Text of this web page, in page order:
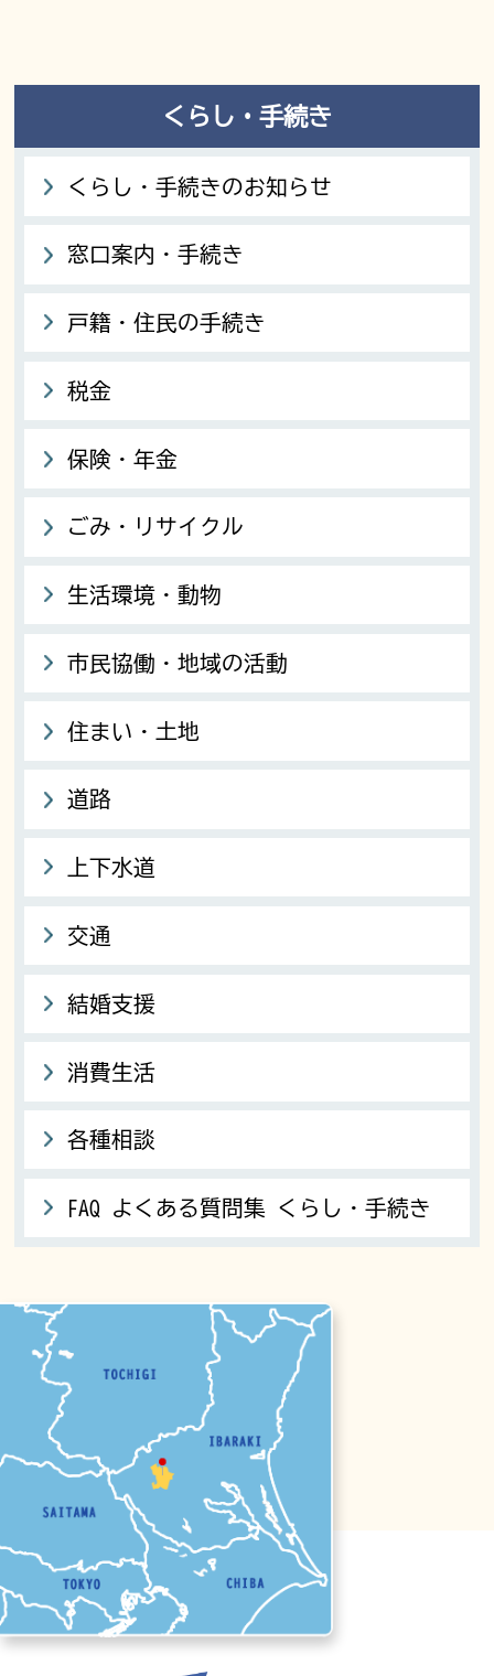
くらし・手続き
くらし・手続きのお知らせ
窓口案内・手続き
戸籍・住民の手続き
税金
保険・年金
ごみ・リサイクル
生活環境・動物
市民協働・地域の活動
住まい・土地
道路
上下水道
交通
結婚支援
消費生活
各種相談
FAQ よくある質問集 くらし・手続き